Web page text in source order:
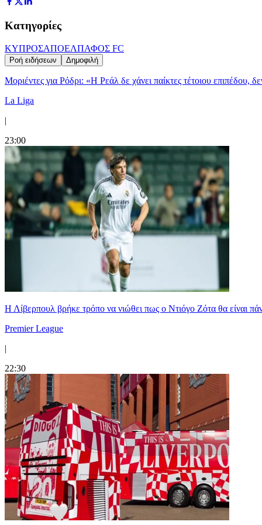
Κατηγορίες
ΚΥΠΡΟΣΑΠΟΕΛΠΑΦΟΣ FC
Ροή ειδήσεων Δημοφιλή
Μοριέντες για Ρόδρι: «Η Ρεάλ δε χάνει παίκτες τέτοιου επιπέδου,
La Liga
|
23:00
Η Λίβερπουλ βρήκε τρόπο να νιώθει πως ο Ντιόγο Ζότα θα είναι
Premier League
|
22:30